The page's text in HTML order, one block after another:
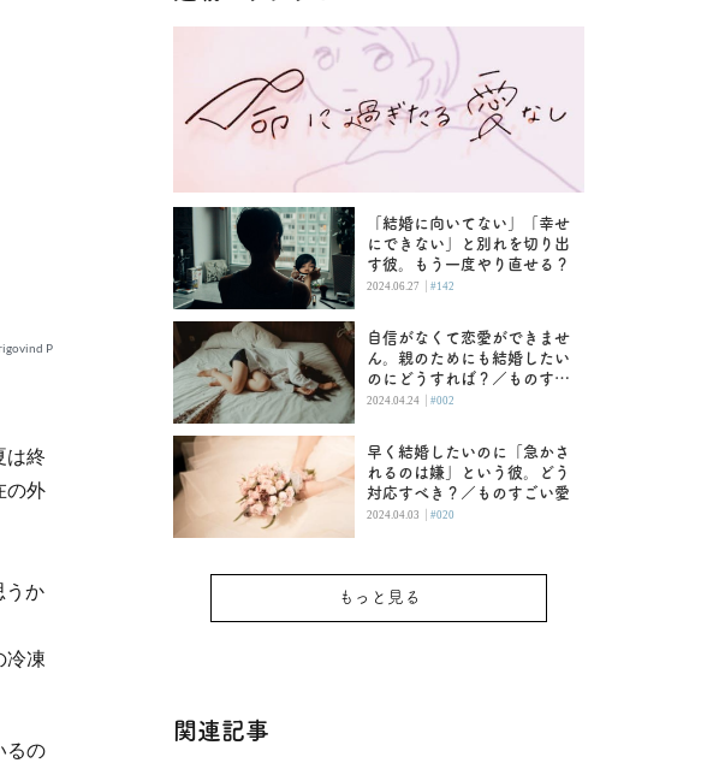
P
は終
の外
うか
冷凍
るの
「結婚に向いてない」「幸せ
にできない」と別れを切り出
す彼。もう一度やり直せる？
2024.06.27 | #142
自信がなくて恋愛ができませ
ん。親のためにも結婚したい
のにどうすれば？／ものすご
い愛
2024.04.24 | #002
早く結婚したいのに「急かさ
れるのは嫌」という彼。どう
対応すべき？／ものすごい愛
2024.04.03 | #020
もっと見る
関連記事